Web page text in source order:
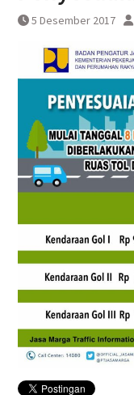
5 Desember 2017